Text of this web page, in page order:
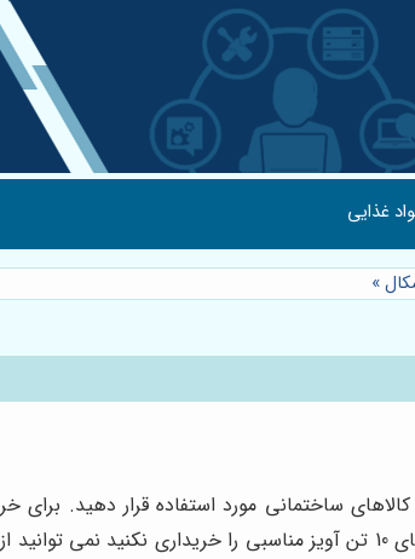
غذایی
»
دریافت می شود را ارزیابی نمایید. دقت داشته باشید که اگر باسکول های 10